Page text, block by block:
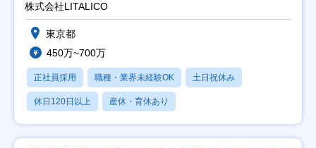
株式会社LITALICO
東京都
450万~700万
正社員採用 職種・業界未経験OK 土日祝休み
休日120日以上 産休・育休あり